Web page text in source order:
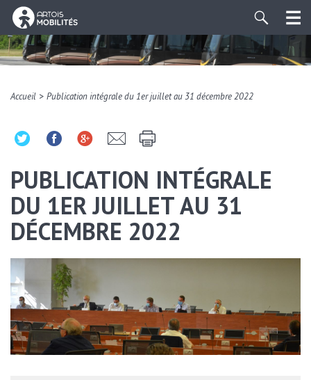
Accueil > Publication intégrale du 1er juillet au 31 décembre 2022
PUBLICATION INTÉGRALE
DU 1ER JUILLET AU 31
DÉCEMBRE 2022